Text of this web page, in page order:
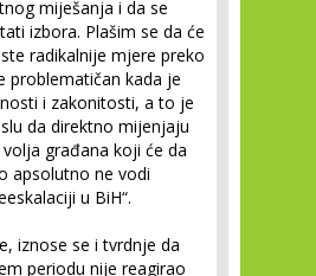
miješanja i da se
izbora. Plašim se da će
radikalnije mjere preko
problematičan kada je
i zakonitosti, a to je
da direktno mijenjaju
građana koji će da
apsolutno ne vodi
u BiH“.
iznose se i tvrdnje da
periodu nije reagirao